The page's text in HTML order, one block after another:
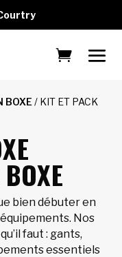
BOXE / KIT ET PACK
bien débuter en
équipements. Nos
faut : gants,
essentiels